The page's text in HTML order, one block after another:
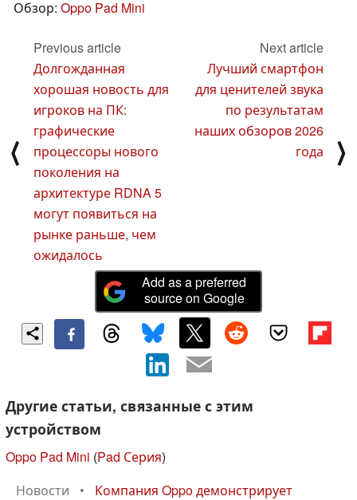
Обзор: Oppo Pad Mini
⟨
Previous article
Долгожданная
хорошая новость для
игроков на ПК:
графические
процессоры нового
поколения на
архитектуре RDNA 5
могут появиться на
рынке раньше, чем
ожидалось
Next article
Лучший смартфон
для ценителей звука
по результатам
наших обзоров 2026
года
⟩
Add as a preferred
source on Google
Другие статьи, связанные с этим
устройством
Oppo Pad Mini (Pad Серия)
Новости
•
Компания Oppo демонстрирует